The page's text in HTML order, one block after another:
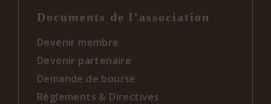
Documents de l’association
Devenir membre
Devenir partenaire
Demande de bourse
Règlements & Directives